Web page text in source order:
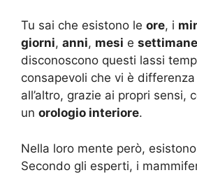
Tu sai che esistono le ore, i
giorni, anni, mesi e settimane
disconoscono questi lassi
consapevoli che vi è
all’altro, grazie ai propri sensi,
un orologio interiore.
Nella loro mente però,
Secondo gli esperti, i